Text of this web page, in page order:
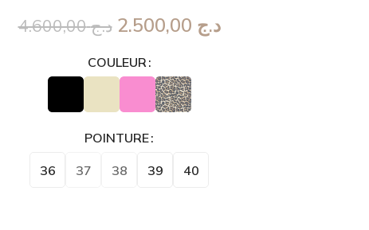
د.ج4.600,00 د.ج
COULEUR
POINTURE
36 37 38 39 40